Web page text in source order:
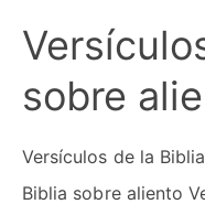
sobre
Versículos de la
Biblia sobre aliento